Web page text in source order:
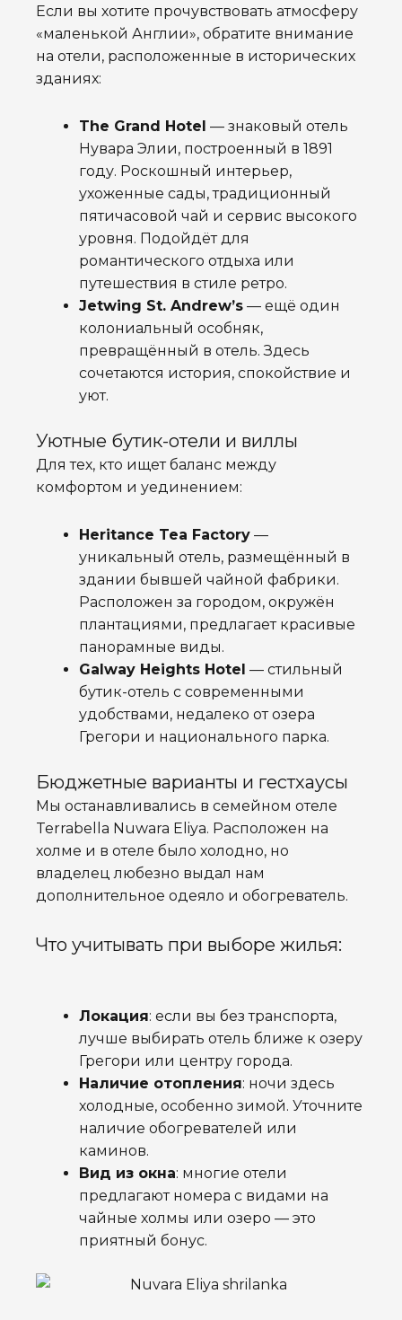
Если вы хотите прочувствовать атмосферу
«маленькой Англии», обратите внимание
на отели, расположенные в исторических
зданиях:
The Grand Hotel — знаковый отель
Нувара Элии, построенный в 1891
году. Роскошный интерьер,
ухоженные сады, традиционный
пятичасовой чай и сервис высокого
уровня. Подойдёт для
романтического отдыха или
путешествия в стиле ретро.
Jetwing St. Andrew’s — ещё один
колониальный особняк,
превращённый в отель. Здесь
сочетаются история, спокойствие и
уют.
Уютные бутик-отели и виллы
Для тех, кто ищет баланс между
комфортом и уединением:
Heritance Tea Factory —
уникальный отель, размещённый в
здании бывшей чайной фабрики.
Расположен за городом, окружён
плантациями, предлагает красивые
панорамные виды.
Galway Heights Hotel — стильный
бутик-отель с современными
удобствами, недалеко от озера
Грегори и национального парка.
Бюджетные варианты и гестхаусы
Мы останавливались в семейном отеле
Terrabella Nuwara Eliya. Расположен на
холме и в отеле было холодно, но
владелец любезно выдал нам
дополнительное одеяло и обогреватель.
Что учитывать при выборе жилья:
Локация: если вы без транспорта,
лучше выбирать отель ближе к озеру
Грегори или центру города.
Наличие отопления: ночи здесь
холодные, особенно зимой. Уточните
наличие обогревателей или
каминов.
Вид из окна: многие отели
предлагают номера с видами на
чайные холмы или озеро — это
приятный бонус.